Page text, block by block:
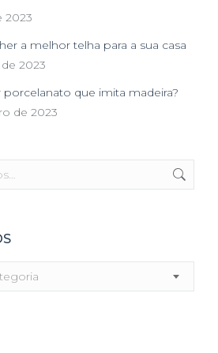
2023
a melhor telha para a sua casa
2023
porcelanato que imita madeira?
de 2023